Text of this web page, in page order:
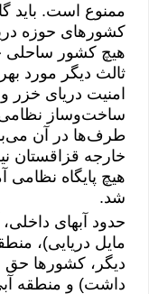
ممنوع است. باید
کشورهای حوزه
هیچ کشور ساحلی
ثالث دیگر مورد
امنیت دریای خزر
ساخت‌وساز نظامی
طرف‌ها در آن
خارجه قزاقستان
هیچ پایگاه‌ نظامی
شد.
دیگر، کشورها حق
داشت) و منطقه